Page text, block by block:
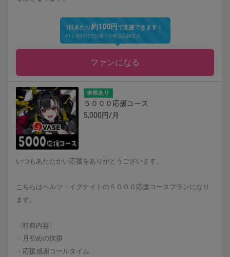
1日あたり約100円で支援できます！
※1ヶ月30日で計算・小数点四捨五入
ファンになる
余裕あり
５０００応援コース
5,000円/月
いつもあたたかい応援をありがとうございます。
こちらはヘルツ・イグナイトの５０００応援コースプランになり
ます。
〈特典内容〉
・月初めの挨拶
・応援感謝コールタイム